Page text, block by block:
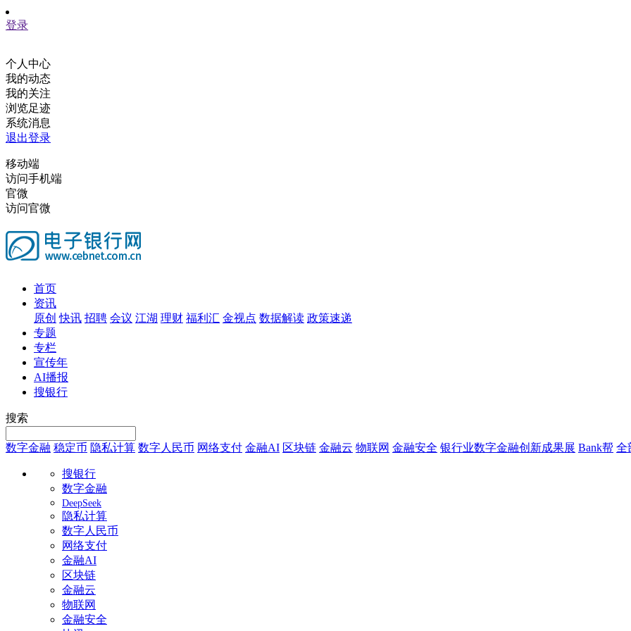
登录
个人中心
我的动态
我的关注
浏览足迹
系统消息
退出登录
移动端
访问手机端
官微
访问官微
首页
资讯
原创 快讯 招聘 会议 江湖 理财 福利汇 金视点 数据解读 政策速递
专题
专栏
宣传年
AI播报
搜银行
搜索
数字金融 稳定币 隐私计算 数字人民币 网络支付 金融AI 区块链 金融云 物联网 金融安全 银行业数字金融创新成果展 Bank帮 全
搜银行
数字金融
DeepSeek
隐私计算
数字人民币
网络支付
金融AI
区块链
金融云
物联网
金融安全